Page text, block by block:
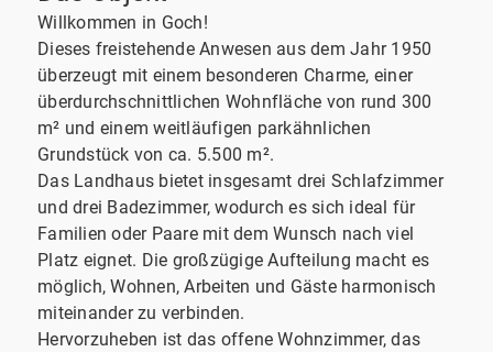
Willkommen in Goch!
Dieses freistehende Anwesen aus dem Jahr 1950
überzeugt mit einem besonderen Charme, einer
überdurchschnittlichen Wohnfläche von rund 300
m² und einem weitläufigen parkähnlichen
Grundstück von ca. 5.500 m².
Das Landhaus bietet insgesamt drei Schlafzimmer
und drei Badezimmer, wodurch es sich ideal für
Familien oder Paare mit dem Wunsch nach viel
Platz eignet. Die großzügige Aufteilung macht es
möglich, Wohnen, Arbeiten und Gäste harmonisch
miteinander zu verbinden.
Hervorzuheben ist das offene Wohnzimmer, das